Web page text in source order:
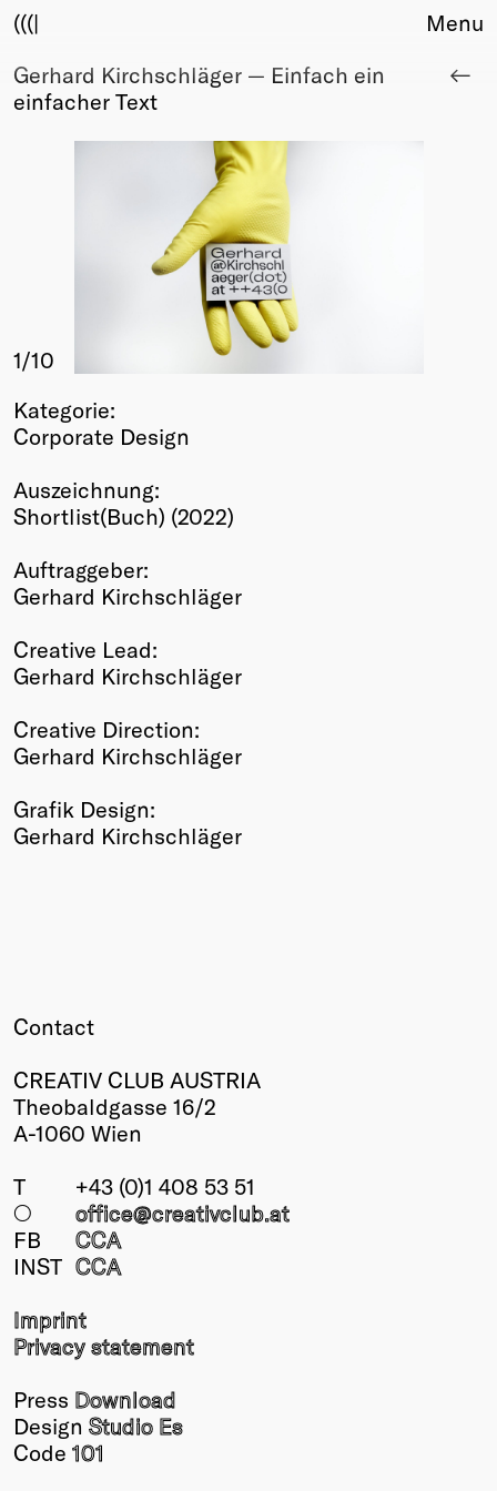
(((|
About
Club
Membership
Members
Young Creatives
Winners
2026
Past
Annual
Menu
Gerhard Kirchschläger — Einfach ein
einfacher Text
1/10
Kategorie:
Corporate Design
Auszeichnung:
Shortlist(Buch) (2022)
Auftraggeber:
Gerhard Kirchschläger
Creative Lead:
Gerhard Kirchschläger
Creative Direction:
Gerhard Kirchschläger
Grafik Design:
Gerhard Kirchschläger
Contact
CREATIV CLUB AUSTRIA
Theobaldgasse 16/2
A-1060 Wien
T
+43 (0)1 408 53 51
○
office@creativclub.at
FB
CCA
INST CCA
Imprint
Privacy statement
Press Download
Design Studio Es
Code 101